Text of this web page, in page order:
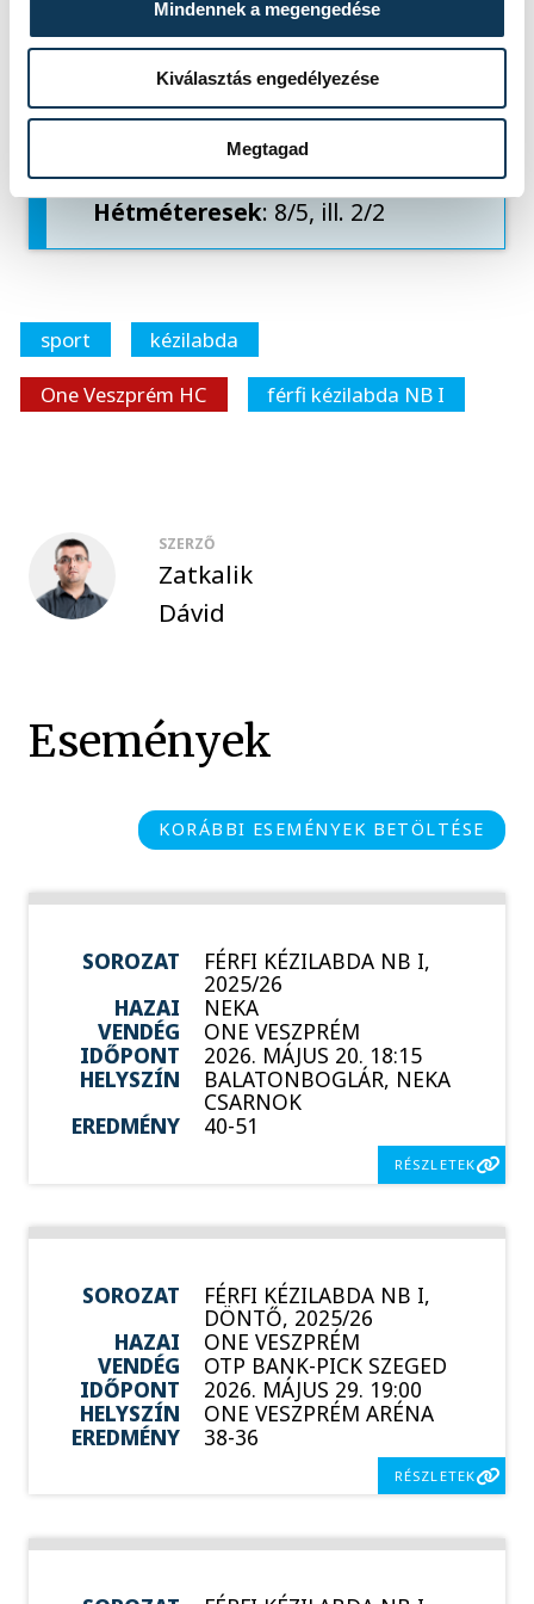
Mindennek a megengedése
Kiválasztás engedélyezése
Megtagad
Csere: Pechmalbec 4, Descat 4
(2), Hesam 1, Cindric 1, Remili 7,
Ligetvári 1, Petrus, Molnár
Vezetőedző: Xavier Pascual
Kiállítások: 2, ill. 6 perc
Hétméteresek: 8/5, ill. 2/2
sport
kézilabda
One Veszprém HC
férfi kézilabda NB I
SZERZŐ
Zatkalik
Dávid
Események
KORÁBBI ESEMÉNYEK BETÖLTÉSE
SOROZAT FÉRFI KÉZILABDA NB I,
2025/26
HAZAI
NEKA
VENDÉG
ONE VESZPRÉM
IDŐPONT
2026. MÁJUS 20. 18:15
HELYSZÍN
BALATONBOGLÁR, NEKA
CSARNOK
EREDMÉNY
40-51
RÉSZLETEK
SOROZAT FÉRFI KÉZILABDA NB I,
DÖNTŐ, 2025/26
HAZAI
ONE VESZPRÉM
VENDÉG
OTP BANK-PICK SZEGED
IDŐPONT
2026. MÁJUS 29. 19:00
HELYSZÍN
ONE VESZPRÉM ARÉNA
EREDMÉNY
38-36
RÉSZLETEK